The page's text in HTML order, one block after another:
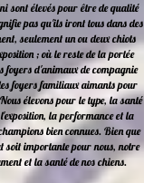
sont élevés pour être de qualité
pas qu'ils iront tous dans des
seulement un ou deux chiots
; où le reste de la portée
foyers d'animaux de compagnie
foyers familiaux aimants pour
élevons pour le type, la santé
la performance et la
bien connues. Bien que
soit importante pour nous, notre
et la santé de nos chiens.